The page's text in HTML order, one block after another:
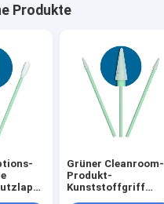
Produkte
Grüner Cleanroom-
Produkt-
Kunststoffgriff